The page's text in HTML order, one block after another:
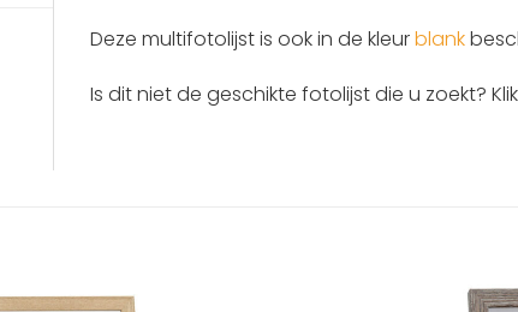
Deze multifotolijst is ook in de kleurblank
Is dit niet de geschikte fotolijst die u zoekt?